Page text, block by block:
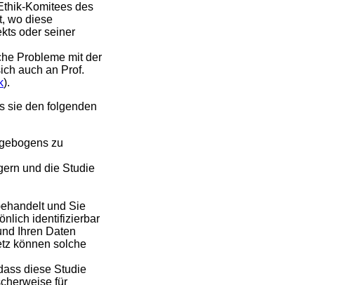
Komitees des
wo diese
oder seiner
Probleme mit der
auch an Prof.
).
sie den folgenden
zu
und die Studie
und Sie
identifizierbar
Ihren Daten
können solche
diese Studie
für